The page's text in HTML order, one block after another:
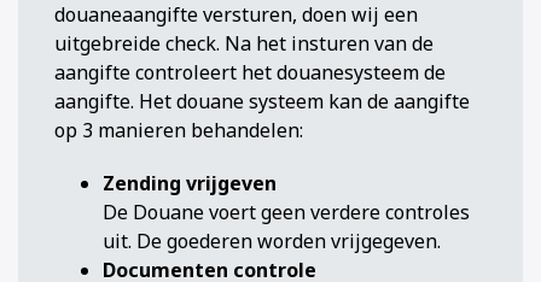
douaneaangifte versturen, doen wij een
uitgebreide check. Na het insturen van de
aangifte controleert het douanesysteem de
aangifte. Het douane systeem kan de aangifte
op 3 manieren behandelen:
Zending vrijgeven
De Douane voert geen verdere controles
uit. De goederen worden vrijgegeven.
Documenten controle